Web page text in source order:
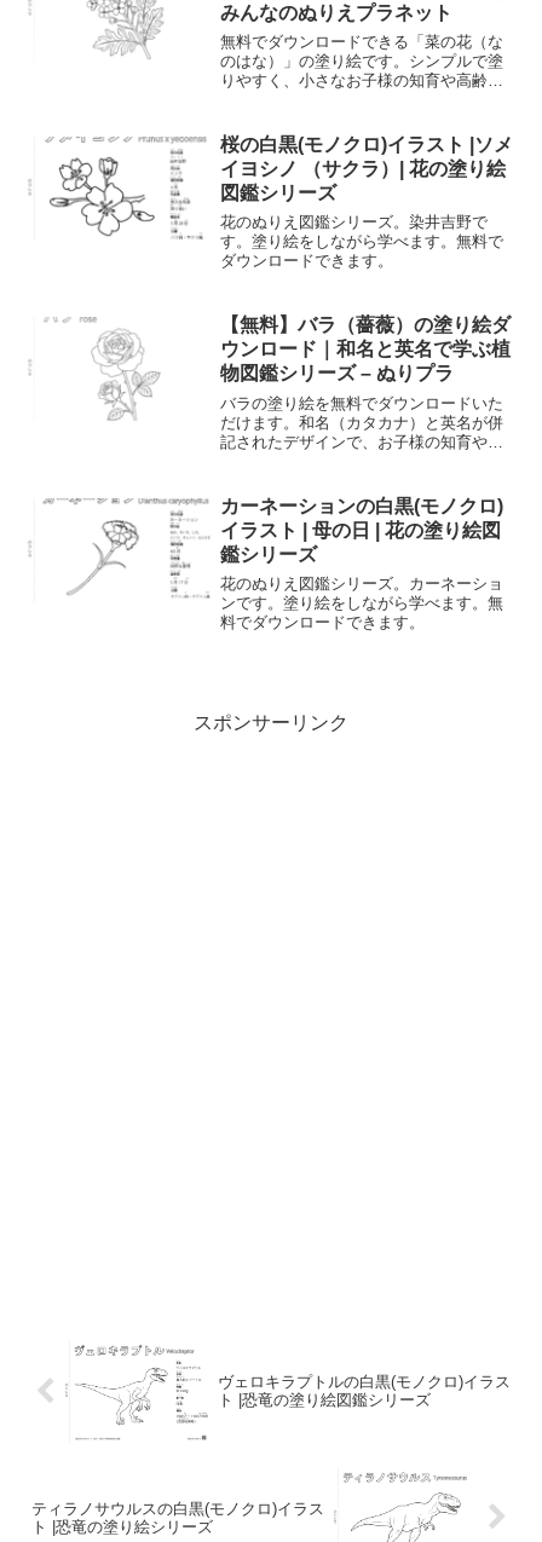
みんなのぬりえプラネット
無料でダウンロードできる「菜の花（な
のはな）」の塗り絵です。シンプルで塗
りやすく、小さなお子様の知育や高齢者
ながら、色彩感覚を養いましょう。
桜の白黒(モノクロ)イラスト |ソメ
イヨシノ （サクラ）| 花の塗り絵
図鑑シリーズ
花のぬりえ図鑑シリーズ。染井吉野で
す。塗り絵をしながら学べます。無料で
ダウンロードできます。
【無料】バラ（薔薇）の塗り絵ダ
ウンロード｜和名と英名で学ぶ植
物図鑑シリーズ – ぬりプラ
バラの塗り絵を無料でダウンロードいた
だけます。和名（カタカナ）と英名が併
記されたデザインで、お子様の知育や大
いバラを彩りましょう。
カーネーションの白黒(モノクロ)
イラスト | 母の日 | 花の塗り絵図
鑑シリーズ
花のぬりえ図鑑シリーズ。カーネーショ
ンです。塗り絵をしながら学べます。無
料でダウンロードできます。
スポンサーリンク
ヴェロキラプトルの白黒(モノクロ)イラス
ト |恐竜の塗り絵図鑑シリーズ
ティラノサウルスの白黒(モノクロ)イラス
ト |恐竜の塗り絵シリーズ